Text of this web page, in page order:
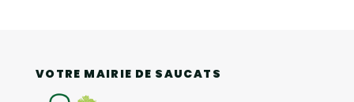
VOTRE MAIRIE DE SAUCATS